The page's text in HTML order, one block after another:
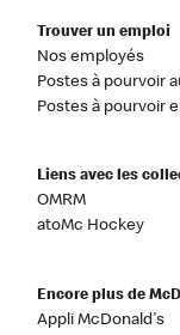
Trouver un emploi
Nos employés
Postes à pourvoir
Postes à pourvoir
Liens avec les
OMRM
atoMc Hockey
Encore plus de
Appli McDonald's